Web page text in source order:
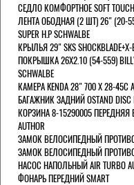
СЕДЛО КОМФОРТНОЕ SOFT TOUCH
ЛЕНТА ОБОДНАЯ (2 ШТ) 26" (20-
SUPER H.P SCHWALBE
КРЫЛЬЯ 29" SKS SHOCKBLADE+X-
ПОКРЫШКА 26X2.10 (54-559)
SCHWALBE
КАМЕРА KENDA 28" 700 Х 28-
БАГАЖНИК ЗАДНИЙ OSTAND DISC
КОРЗИНА 8-15290005
AUTHOR
ЗАМОК ВЕЛОСИПЕДНЫЙ
ЗАМОК ВЕЛОСИПЕДНЫЙ
НАСОС НАПОЛЬНЫЙ AIR TURBO
ФОНАРЬ ПЕРЕДНИЙ SMART